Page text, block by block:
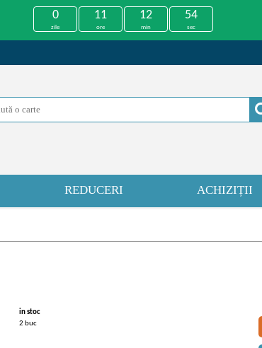
0
zile
11
ore
12
min
53
sec
REDUCERI ACHIZIȚII
in stoc
2 buc